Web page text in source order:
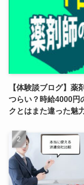
【体験談ブログ】薬
つらい？時給4000円
クとはまた違った魅